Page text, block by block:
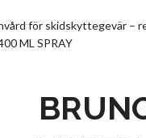
för skidskyttegevär –
ML SPRAY